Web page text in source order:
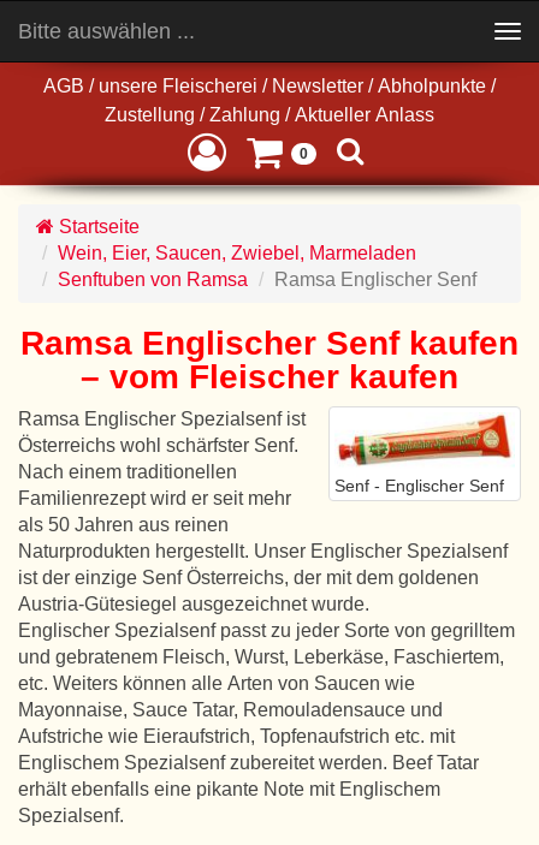
AGB / unsere Fleischerei / Newsletter / Abholpunkte /
Zustellung / Zahlung / Aktueller Anlass
0
Bitte auswählen ...
navigation
Startseite
Wein, Eier, Saucen, Zwiebel, Marmeladen
Senftuben von Ramsa
Ramsa Englischer Senf
Ramsa Englischer Senf kaufen
– vom Fleischer kaufen
Senf - Englischer Senf
Ramsa Englischer Spezialsenf ist
Österreichs wohl schärfster Senf.
Nach einem traditionellen
Familienrezept wird er seit mehr
als 50 Jahren aus reinen
Naturprodukten hergestellt. Unser Englischer Spezialsenf
ist der einzige Senf Österreichs, der mit dem goldenen
Austria-Gütesiegel ausgezeichnet wurde.
Englischer Spezialsenf passt zu jeder Sorte von gegrilltem
und gebratenem Fleisch, Wurst, Leberkäse, Faschiertem,
etc. Weiters können alle Arten von Saucen wie
Mayonnaise, Sauce Tatar, Remouladensauce und
Aufstriche wie Eieraufstrich, Topfenaufstrich etc. mit
Englischem Spezialsenf zubereitet werden. Beef Tatar
erhält ebenfalls eine pikante Note mit Englischem
Spezialsenf.